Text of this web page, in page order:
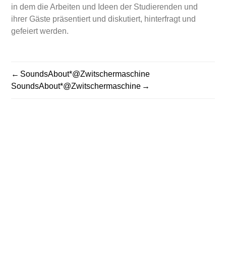
in dem die Arbeiten und Ideen der Studierenden und
ihrer Gäste präsentiert und diskutiert, hinterfragt und
gefeiert werden.
BEITRAGSNAVIGATION
SoundsAbout*@Zwitschermaschine
SoundsAbout*@Zwitschermaschine